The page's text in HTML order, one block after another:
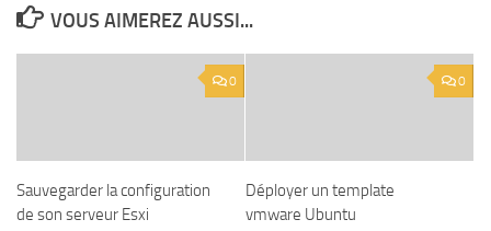
VOUS AIMEREZ AUSSI...
0
Sauvegarder la configuration
de son serveur Esxi
0
Déployer un template
vmware Ubuntu